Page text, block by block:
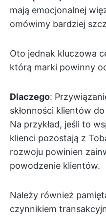
mają emocjonalnej
omówimy bardziej
Oto jednak kluczowa
którą marki powinny
Dlaczego:
skłonności klientów
Na przykład, jeśli to
klienci pozostają z
rozwoju powinien
powodzenie klientów.
Należy również
czynnikiem